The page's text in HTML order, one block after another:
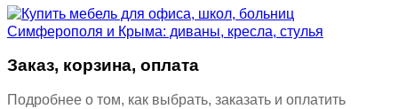
Заказ, корзина, оплата
Подробнее о том, как выбрать, заказать и оплатить